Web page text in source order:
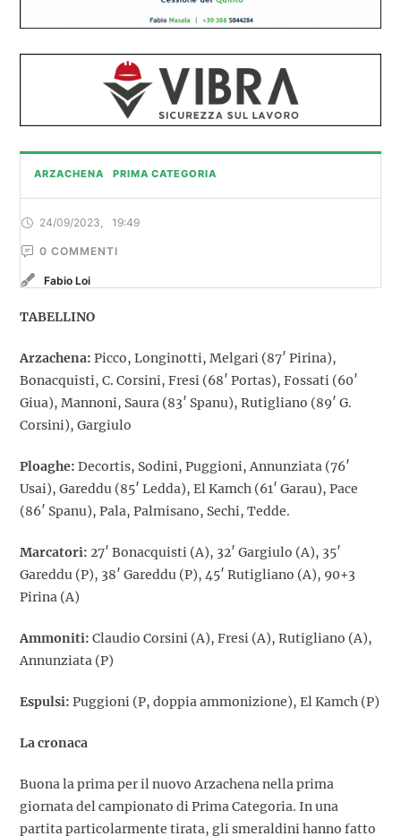
ARZACHENA PRIMA CATEGORIA
24/09/2023, 19:49
0 COMMENTI
Fabio Loi
TABELLINO
Arzachena: Picco, Longinotti, Melgari (87′ Pirina),
Bonacquisti, C. Corsini, Fresi (68′ Portas), Fossati (60′
Giua), Mannoni, Saura (83′ Spanu), Rutigliano (89′ G.
Corsini), Gargiulo
Ploaghe: Decortis, Sodini, Puggioni, Annunziata (76′
Usai), Gareddu (85′ Ledda), El Kamch (61′ Garau), Pace
(86′ Spanu), Pala, Palmisano, Sechi, Tedde.
Marcatori: 27′ Bonacquisti (A), 32′ Gargiulo (A), 35′
Gareddu (P), 38′ Gareddu (P), 45′ Rutigliano (A), 90+3
Pirina (A)
Ammoniti: Claudio Corsini (A), Fresi (A), Rutigliano (A),
Annunziata (P)
Espulsi: Puggioni (P, doppia ammonizione), El Kamch (P)
La cronaca
Buona la prima per il nuovo Arzachena nella prima
giornata del campionato di Prima Categoria. In una
partita particolarmente tirata, gli smeraldini hanno fatto